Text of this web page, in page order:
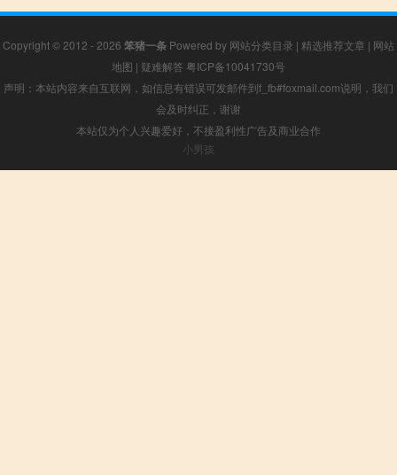
Copyright © 2012 - 2026 笨猪一条 Powered by 网站分类目录 | 精选推荐文章 | 网站
地图 | 疑难解答 粤ICP备10041730号
声明：本站内容来自互联网，如信息有错误可发邮件到f_fb#foxmail.com说明，我们
会及时纠正，谢谢
本站仅为个人兴趣爱好，不接盈利性广告及商业合作
小男孩